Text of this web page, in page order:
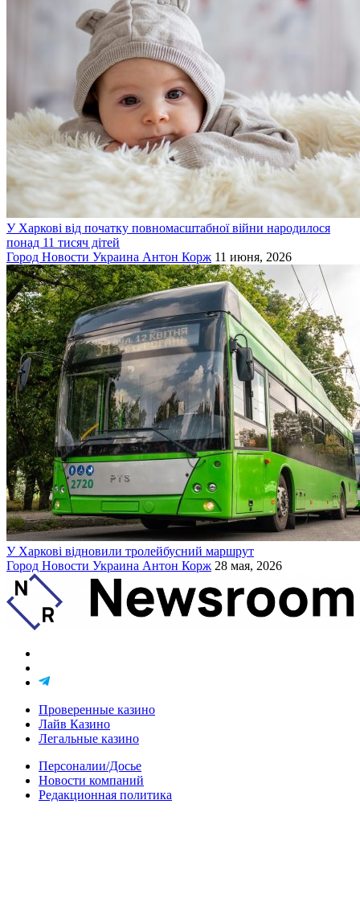
У Харкові від початку повномасштабної війни народилося
понад 11 тисяч дітей
Город Новости Украина Антон Корж 11 июня, 2026
У Харкові відновили тролейбусний маршрут
Город Новости Украина Антон Корж 28 мая, 2026
Проверенные казино
Лайв Казино
Легальные казино
Персоналии/Досье
Новости компаний
Редакционная политика